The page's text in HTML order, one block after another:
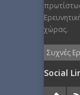
χώρας.
Συχνές
Social